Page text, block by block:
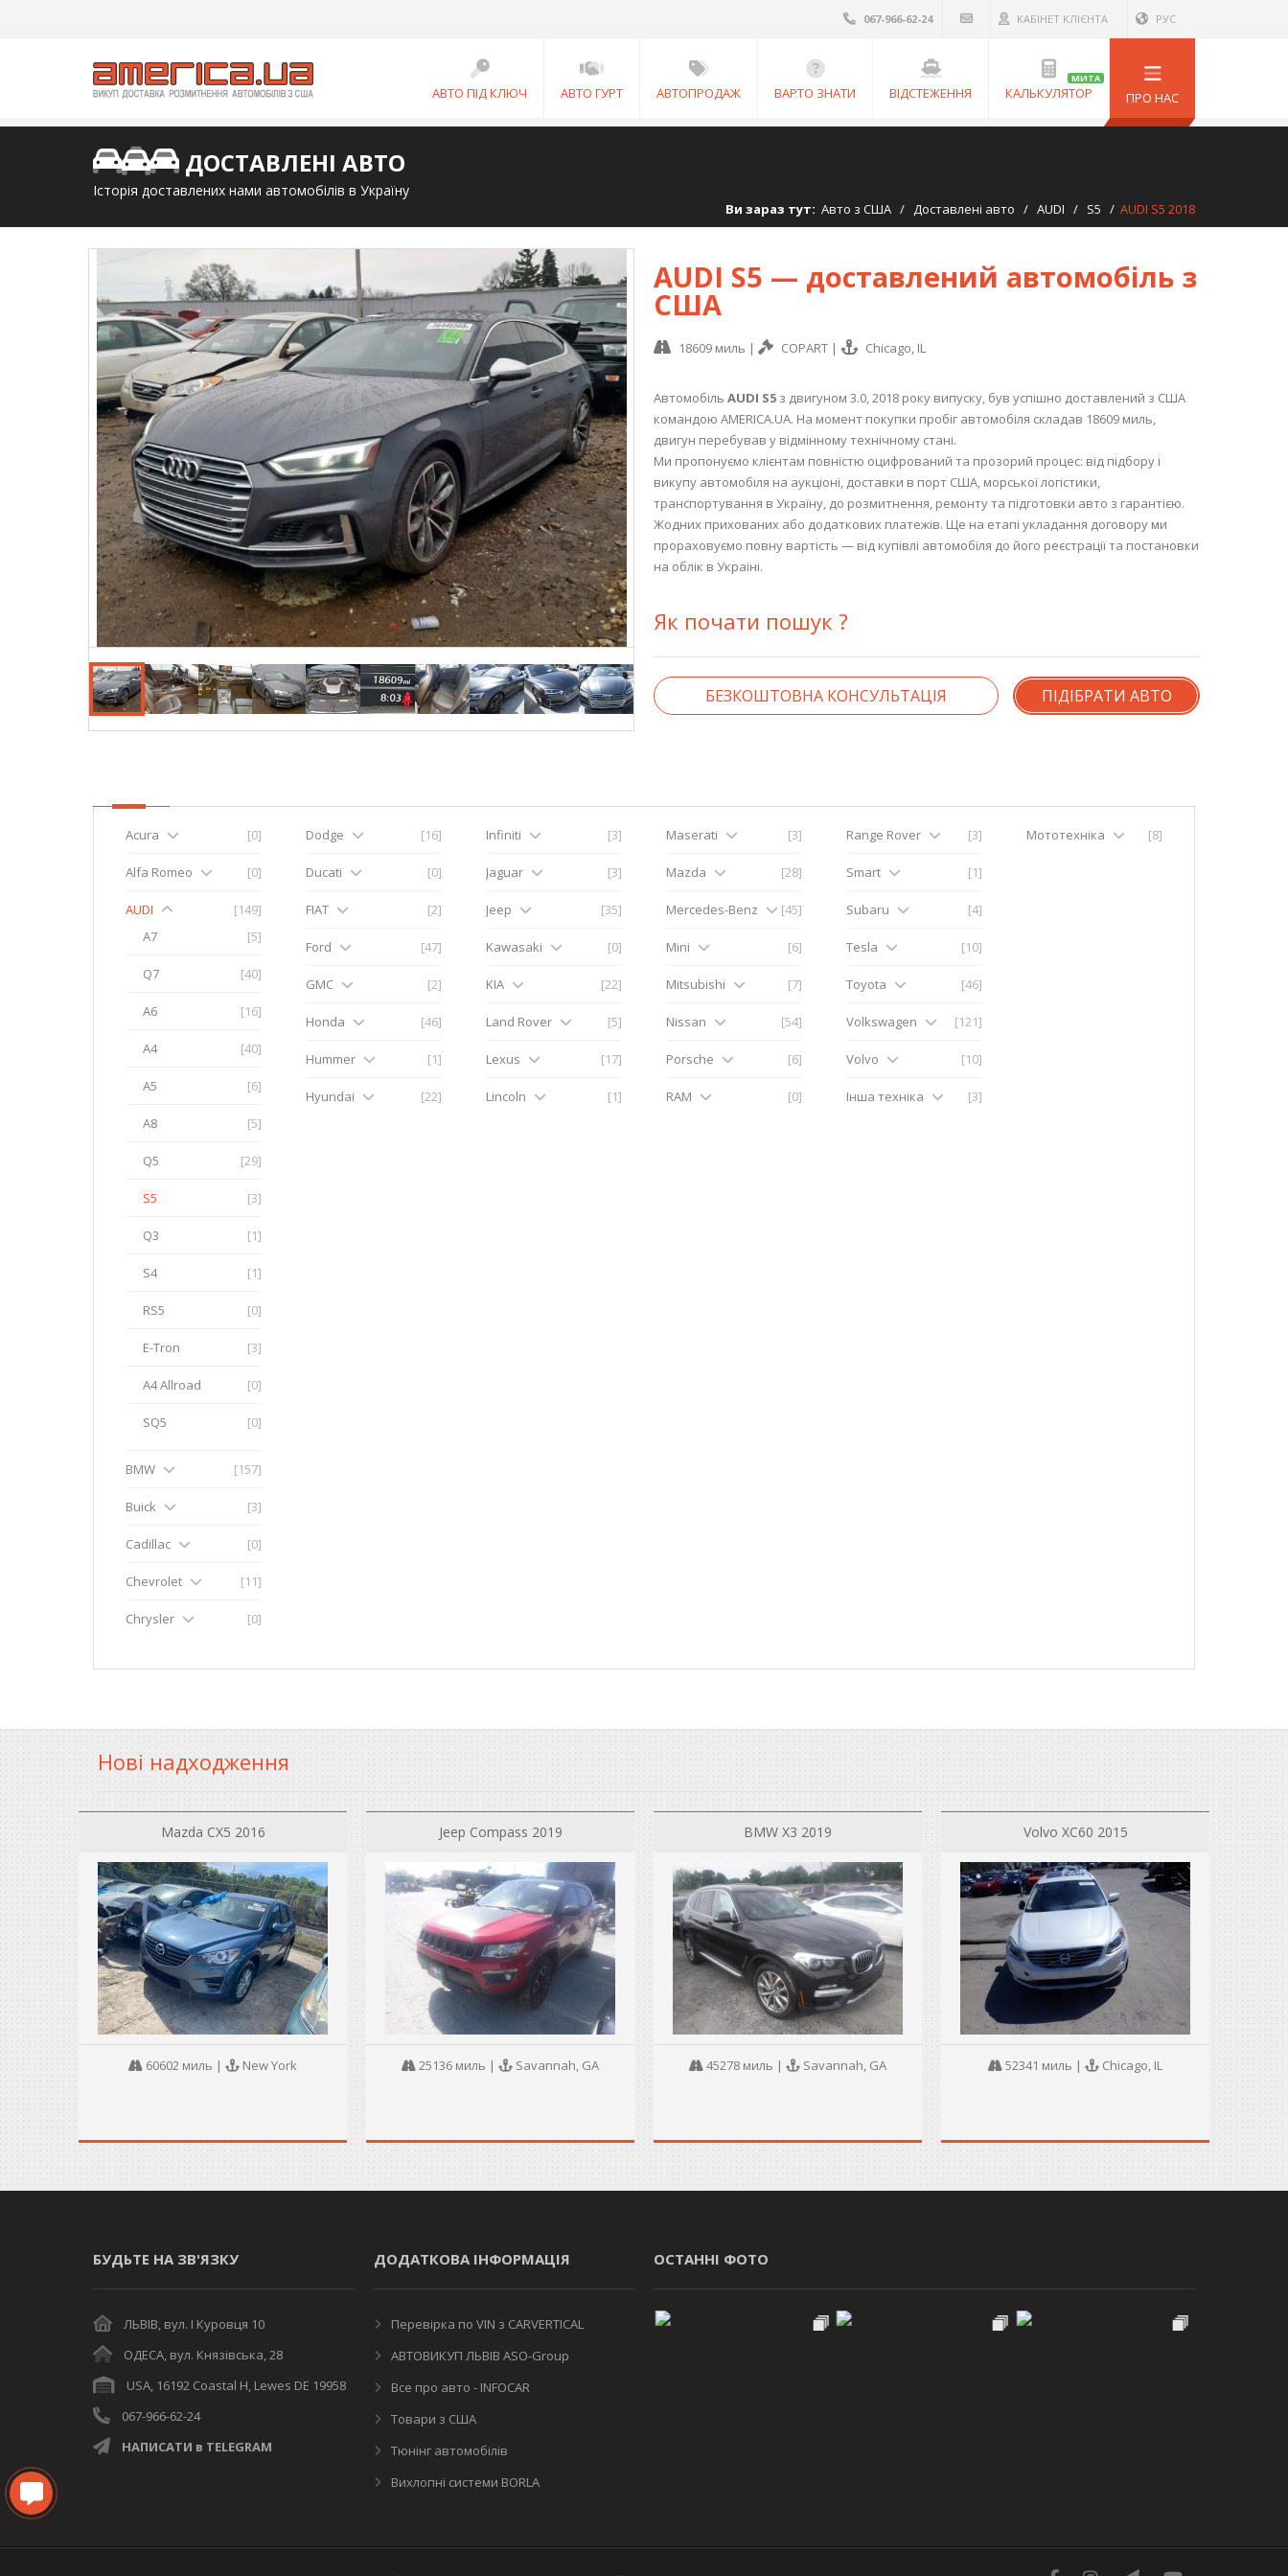
067-966-62-24 КАБІНЕТ КЛІЄНТА РУС
АВТО ПІД КЛЮЧ АВТО ГУРТ АВТОПРОДАЖ ВАРТО ЗНАТИ ВІДСТЕЖЕННЯ КАЛЬКУЛЯТОР
МИТА
ПРО НАС
ДОСТАВЛЕНІ АВТО
Історія доставлених нами автомобілів в Україну
Ви зараз тут: Авто з США / Доставлені авто / AUDI / S5 / AUDI S5 2018
AUDI S5 — доставлений автомобіль з
США
18609 миль | COPART | Chicago, IL
Автомобіль AUDI S5 з двигуном 3.0, 2018 року випуску, був успішно доставлений з США
командою AMERICA.UA. На момент покупки пробіг автомобіля складав 18609 миль,
двигун перебував у відмінному технічному стані.
Ми пропонуємо клієнтам повністю оцифрований та прозорий процес: від підбору і
викупу автомобіля на аукціоні, доставки в порт США, морської логістики,
транспортування в Україну, до розмитнення, ремонту та підготовки авто з гарантією.
Жодних прихованих або додаткових платежів. Ще на етапі укладання договору ми
прораховуємо повну вартість — від купівлі автомобіля до його реєстрації та постановки
на облік в Україні.
Як почати пошук ?
БЕЗКОШТОВНА КОНСУЛЬТАЦІЯ ПІДІБРАТИ АВТО
Acura [0]
Alfa Romeo [0]
AUDI
[149]
A7
[5]
Q7 [40]
A6 [16]
A4 [40]
A5 [6]
A8 [5]
Q5 [29]
S5 [3]
Q3 [1]
S4 [1]
RS5 [0]
E-Tron [3]
A4 Allroad [0]
SQ5 [0]
BMW [157]
Buick [3]
Cadillac [0]
Chevrolet [11]
Chrysler [0]
Dodge [16]
Ducati [0]
FIAT [2]
Ford [47]
GMC [2]
Honda [46]
Hummer [1]
Hyundai [22]
Infiniti [3]
Jaguar [3]
Jeep [35]
Kawasaki [0]
KIA [22]
Land Rover [5]
Lexus [17]
Lincoln [1]
Maserati [3]
Mazda [28]
Mercedes-Benz [45]
Mini [6]
Mitsubishi [7]
Nissan [54]
Porsche [6]
RAM [0]
Range Rover [3]
Smart [1]
Subaru [4]
Tesla [10]
Toyota [46]
Volkswagen [121]
Volvo [10]
Інша техніка [3]
Мототехніка [8]
Нові надходження
Mazda CX5 2016
60602 миль | New York
Jeep Compass 2019
25136 миль | Savannah, GA
BMW X3 2019
45278 миль | Savannah, GA
Volvo XC60 2015
52341 миль | Chicago, IL
БУДЬТЕ НА ЗВ'ЯЗКУ
ЛЬВІВ, вул. І Куровця 10
ОДЕСА, вул. Князівська, 28
USA, 16192 Coastal H, Lewes DE 19958
067-966-62-24
НАПИСАТИ в TELEGRAM
ДОДАТКОВА ІНФОРМАЦІЯ
Перевірка по VIN з CARVERTICAL
АВТОВИКУП ЛЬВІВ ASO-Group
Все про авто - INFOCAR
Товари з США
Тюнінг автомобілів
Вихлопні системи BORLA
ОСТАННІ ФОТО